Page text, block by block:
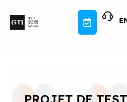
contenu
PROJET DE